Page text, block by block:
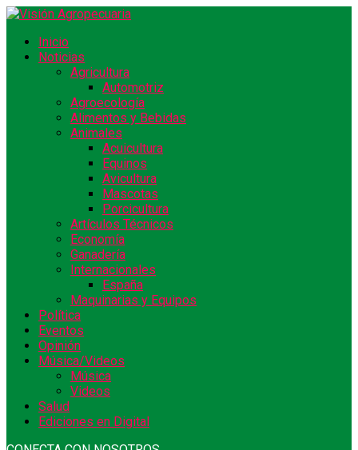
Inicio
Noticias
Agricultura
Automotriz
Agroecología
Alimentos y Bebidas
Animales
Acuicultura
Equinos
Avicultura
Mascotas
Porcicultura
Artículos Técnicos
Economía
Ganadería
Internacionales
España
Maquinarias y Equipos
Política
Eventos
Opinión
Música/Videos
Música
Videos
Salud
Ediciones en Digital